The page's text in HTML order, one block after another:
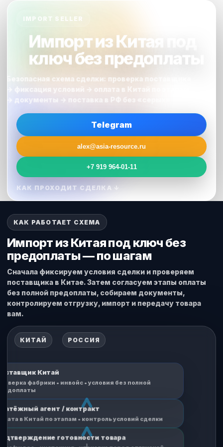
IMPORT SELLER
Импорт из Китая под
ключ без предоплаты
Безопасная схема сделки: проверка поставщика
→ фиксация условий → оплата в Китай по этапам
→ документы → поставка в РФ без «серых» схем.
Telegram
alex@asia-resource.ru
+7 919 964-01-11
КАК ПРОХОДИТ СДЕЛКА ↓
КАК РАБОТАЕТ СХЕМА
Импорт из Китая под ключ без
предоплаты — по шагам
Сначала фиксируем условия сделки и проверяем
поставщика в Китае. Затем согласуем этапы оплаты
без полной предоплаты, собираем документы,
контролируем отгрузку, импорт и передачу товара
вам.
КИТАЙ РОССИЯ
Китай
фабрики • инвойс • условия без полной
агент / контракт
в Китай по этапам • контроль условий сделки
готовности товара